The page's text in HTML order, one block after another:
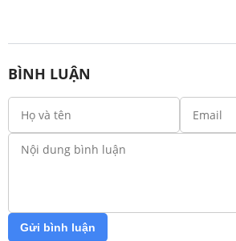
BÌNH LUẬN
Gửi bình luận